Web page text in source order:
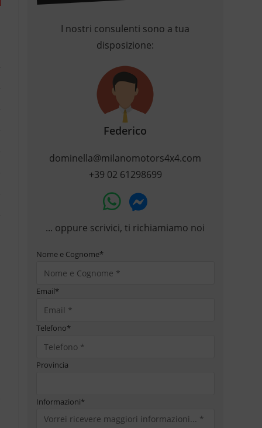
I nostri consulenti sono a tua
disposizione:
Federico
dominella@milanomotors4x4.com
+39 02 61298699
... oppure scrivici, ti richiamiamo noi
Nome e Cognome*
Email*
Telefono*
Provincia
Informazioni*